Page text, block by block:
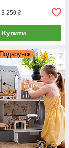
3 250 ₴
Купити
Подарунок